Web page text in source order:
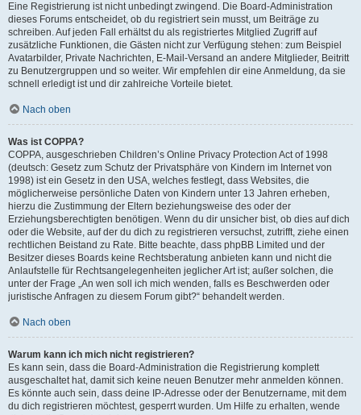
Eine Registrierung ist nicht unbedingt zwingend. Die Board-Administration
dieses Forums entscheidet, ob du registriert sein musst, um Beiträge zu
schreiben. Auf jeden Fall erhältst du als registriertes Mitglied Zugriff auf
zusätzliche Funktionen, die Gästen nicht zur Verfügung stehen: zum Beispiel
Avatarbilder, Private Nachrichten, E-Mail-Versand an andere Mitglieder, Beitritt
zu Benutzergruppen und so weiter. Wir empfehlen dir eine Anmeldung, da sie
schnell erledigt ist und dir zahlreiche Vorteile bietet.
Nach oben
Was ist COPPA?
COPPA, ausgeschrieben Children’s Online Privacy Protection Act of 1998
(deutsch: Gesetz zum Schutz der Privatsphäre von Kindern im Internet von
1998) ist ein Gesetz in den USA, welches festlegt, dass Websites, die
möglicherweise persönliche Daten von Kindern unter 13 Jahren erheben,
hierzu die Zustimmung der Eltern beziehungsweise des oder der
Erziehungsberechtigten benötigen. Wenn du dir unsicher bist, ob dies auf dich
oder die Website, auf der du dich zu registrieren versuchst, zutrifft, ziehe einen
rechtlichen Beistand zu Rate. Bitte beachte, dass phpBB Limited und der
Besitzer dieses Boards keine Rechtsberatung anbieten kann und nicht die
Anlaufstelle für Rechtsangelegenheiten jeglicher Art ist; außer solchen, die
unter der Frage „An wen soll ich mich wenden, falls es Beschwerden oder
juristische Anfragen zu diesem Forum gibt?“ behandelt werden.
Nach oben
Warum kann ich mich nicht registrieren?
Es kann sein, dass die Board-Administration die Registrierung komplett
ausgeschaltet hat, damit sich keine neuen Benutzer mehr anmelden können.
Es könnte auch sein, dass deine IP-Adresse oder der Benutzername, mit dem
du dich registrieren möchtest, gesperrt wurden. Um Hilfe zu erhalten, wende